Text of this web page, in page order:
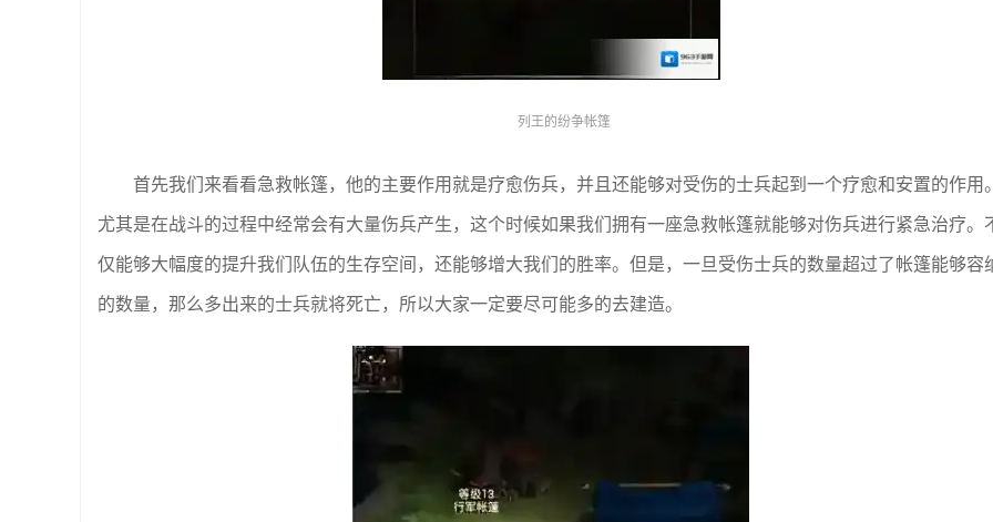
列王的纷争帐篷
首先我们来看看急救帐篷，他的主要作用就是疗愈伤兵，并且还能够对受伤的士兵起到一个疗愈和安置的作用。
尤其是在战斗的过程中经常会有大量伤兵产生，这个时候如果我们拥有一座急救帐篷就能够对伤兵进行紧急治疗。
仅能够大幅度的提升我们队伍的生存空间，还能够增大我们的胜率。但是，一旦受伤士兵的数量超过了帐篷能够容
的数量，那么多出来的士兵就将死亡，所以大家一定要尽可能多的去建造。